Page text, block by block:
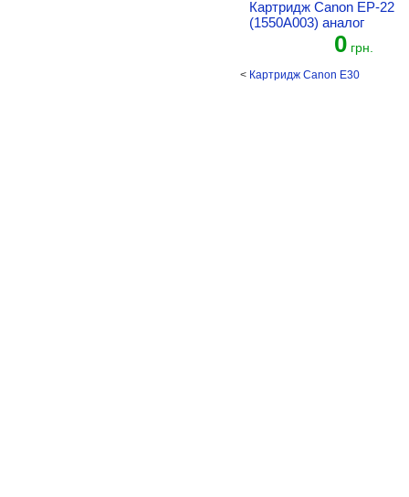
Картридж Canon EP-22
(1550A003) аналог
0грн.
< Картридж Canon E30